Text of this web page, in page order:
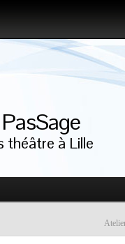
théâtre à Lille